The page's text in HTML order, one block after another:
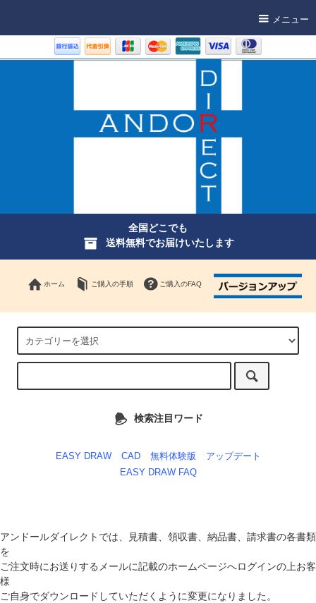
メニュー
全国どこでも
送料無料でお届けいたします
ホーム ご購入の手順 ご購入のFAQ
検索注目ワード
EASY DRAW CAD 無料体験版
アップデート
EASY DRAW FAQ
アンドールダイレクトでは、見積書、領収書、納品書、請求書の各書類
を
ご注文時にお送りするメールに記載のホームページへログインの上お客
様
ご自身でダウンロードしていただくように変更になりました。